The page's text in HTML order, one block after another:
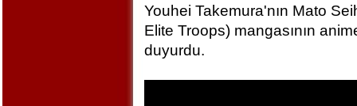
Youhei Takemura'nın Mato
Elite Troops) mangasının
duyurdu.